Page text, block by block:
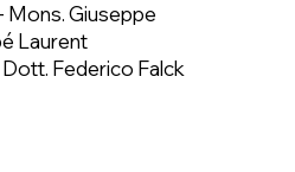
Giuseppe
Laurent
Federico Falck